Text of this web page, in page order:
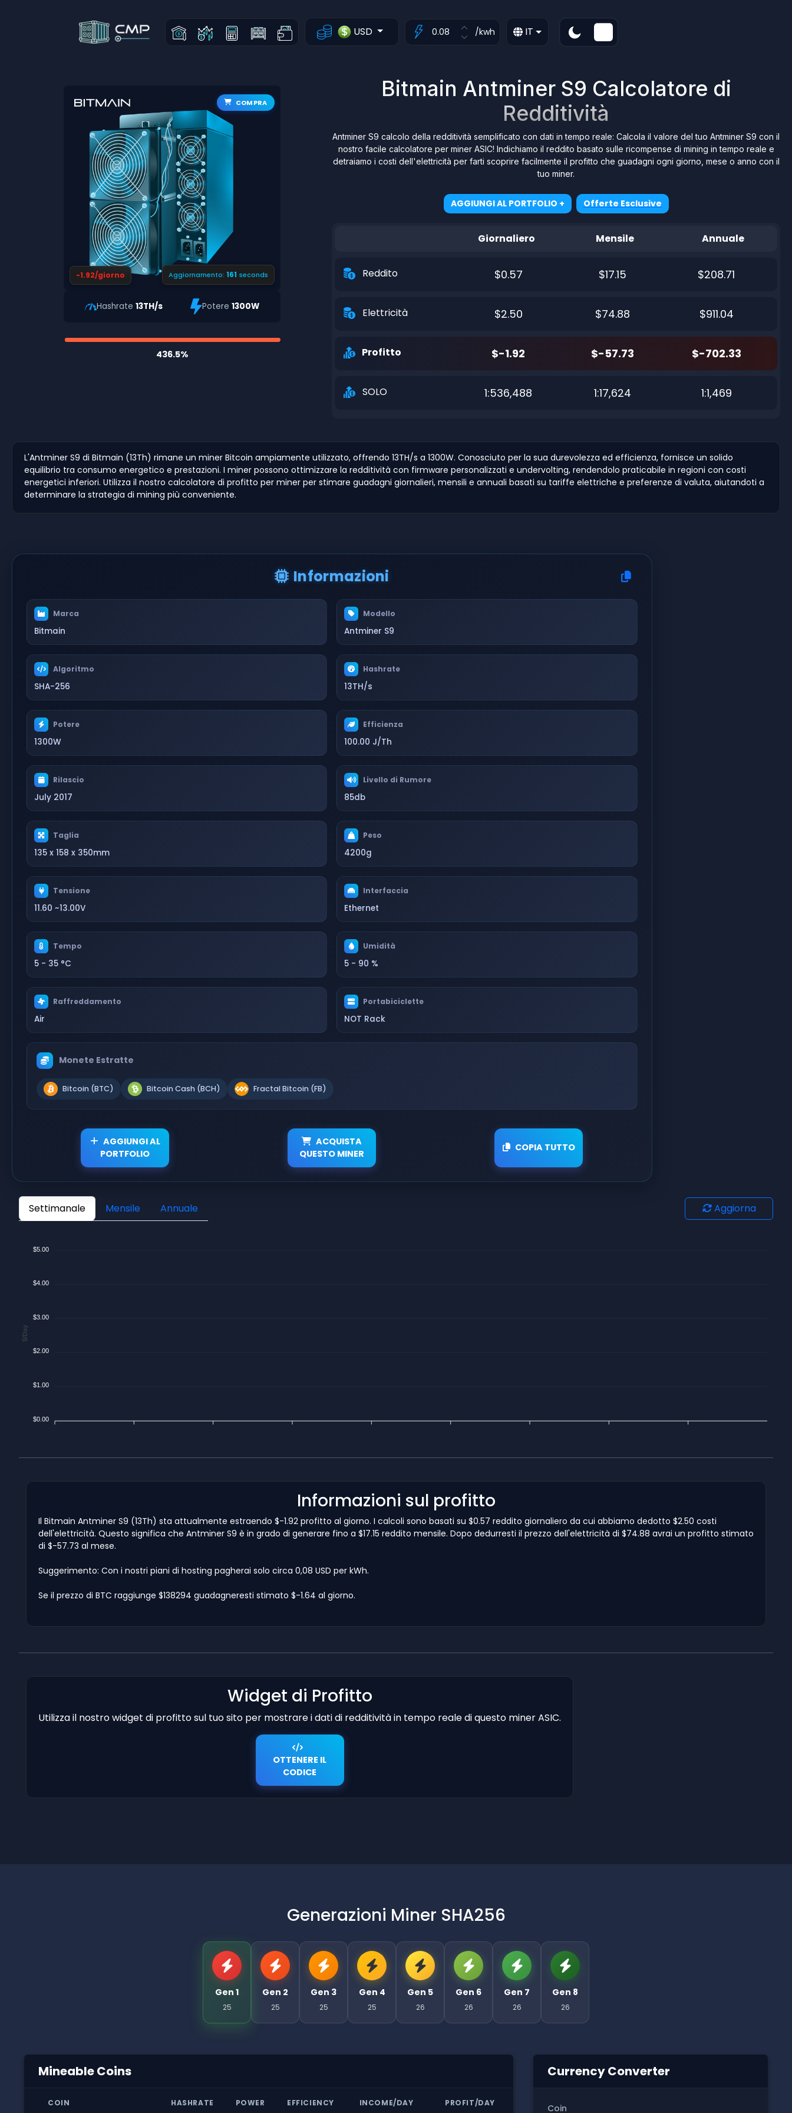
USD /kwh IT
COMPRA
-1.92/giorno Aggiornamento:160 seconds
Hashrate 13TH/s Potere 1300W
436.5%
Bitmain Antminer S9 Calcolatore di
Redditività
Antminer S9 calcolo della redditività semplificato con dati in tempo reale: Calcola il valore del tuo Antminer S9 con il
nostro facile calcolatore per miner ASIC! Indichiamo il reddito basato sulle ricompense di mining in tempo reale e
detraiamo i costi dell'elettricità per farti scoprire facilmente il profitto che guadagni ogni giorno, mese o anno con il
tuo miner.
AGGIUNGI AL PORTFOLIO + Offerte Esclusive
Giornaliero Mensile Annuale
Reddito $0.57 $17.15 $208.71
Elettricità $2.50 $74.88 $911.04
Profitto $-1.92 $-57.73 $-702.33
SOLO 1:536,488 1:17,624 1:1,469
L'Antminer S9 di Bitmain (13Th) rimane un miner Bitcoin ampiamente utilizzato, offrendo 13TH/s a 1300W. Conosciuto per la sua durevolezza ed efficienza, fornisce un solido
equilibrio tra consumo energetico e prestazioni. I miner possono ottimizzare la redditività con firmware personalizzati e undervolting, rendendolo praticabile in regioni con costi
energetici inferiori. Utilizza il nostro calcolatore di profitto per miner per stimare guadagni giornalieri, mensili e annuali basati su tariffe elettriche e preferenze di valuta, aiutandoti a
determinare la strategia di mining più conveniente.
Informazioni
Marca
Bitmain
Modello
Antminer S9
Algoritmo
SHA-256
Hashrate
13TH/s
Potere
1300W
Efficienza
100.00 J/Th
Rilascio
July 2017
Livello di Rumore
85db
Taglia
135 x 158 x 350mm
Peso
4200g
Tensione
11.60 ~13.00V
Interfaccia
Ethernet
Tempo
5 - 35 °C
Umidità
5 - 90 %
Raffreddamento
Air
Portabiciclette
NOT Rack
Monete Estratte
Bitcoin (BTC) Bitcoin Cash (BCH) Fractal Bitcoin (FB)
AGGIUNGI AL
PORTFOLIO
ACQUISTA
QUESTO MINER
COPIA TUTTO
Settimanale Mensile Annuale Aggiorna
$5.00
$4.00
$3.00
$2.00
$1.00
$0.00
$/Day
Informazioni sul profitto
Il Bitmain Antminer S9 (13Th) sta attualmente estraendo $-1.92 profitto al giorno. I calcoli sono basati su $0.57 reddito giornaliero da cui abbiamo dedotto $2.50 costi
dell'elettricità. Questo significa che Antminer S9 è in grado di generare fino a $17.15 reddito mensile. Dopo dedurresti il prezzo dell'elettricità di $74.88 avrai un profitto stimato
di $-57.73 al mese.
Suggerimento: Con i nostri piani di hosting pagherai solo circa 0,08 USD per kWh.
Se il prezzo di BTC raggiunge $138294 guadagneresti stimato $-1.64 al giorno.
Widget di Profitto
Utilizza il nostro widget di profitto sul tuo sito per mostrare i dati di redditività in tempo reale di questo miner ASIC.
OTTENERE IL
CODICE
Generazioni Miner SHA256
Gen 1
25
Gen 2
25
Gen 3
25
Gen 4
25
Gen 5
26
Gen 6
26
Gen 7
26
Gen 8
26
Mineable Coins
COIN HASHRATE POWER EFFICIENCY INCOME/DAY PROFIT/DAY
Currency Converter
Coin